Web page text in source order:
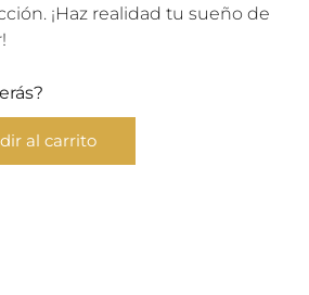
¡Haz realidad tu sueño de
al carrito